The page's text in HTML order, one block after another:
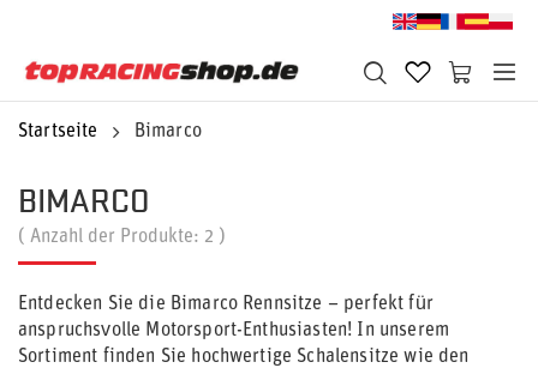
Startseite Bimarco
BIMARCO
( Anzahl der Produkte: 2 )
Entdecken Sie die Bimarco Rennsitze – perfekt für
anspruchsvolle Motorsport-Enthusiasten! In unserem
Sortiment finden Sie hochwertige Schalensitze wie den